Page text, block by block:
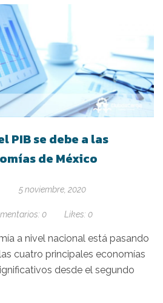
PIB se debe a las
de México
5 noviembre, 2020
0 Likes: 0
a nivel nacional está pasando
cuatro principales economías
desde el segundo